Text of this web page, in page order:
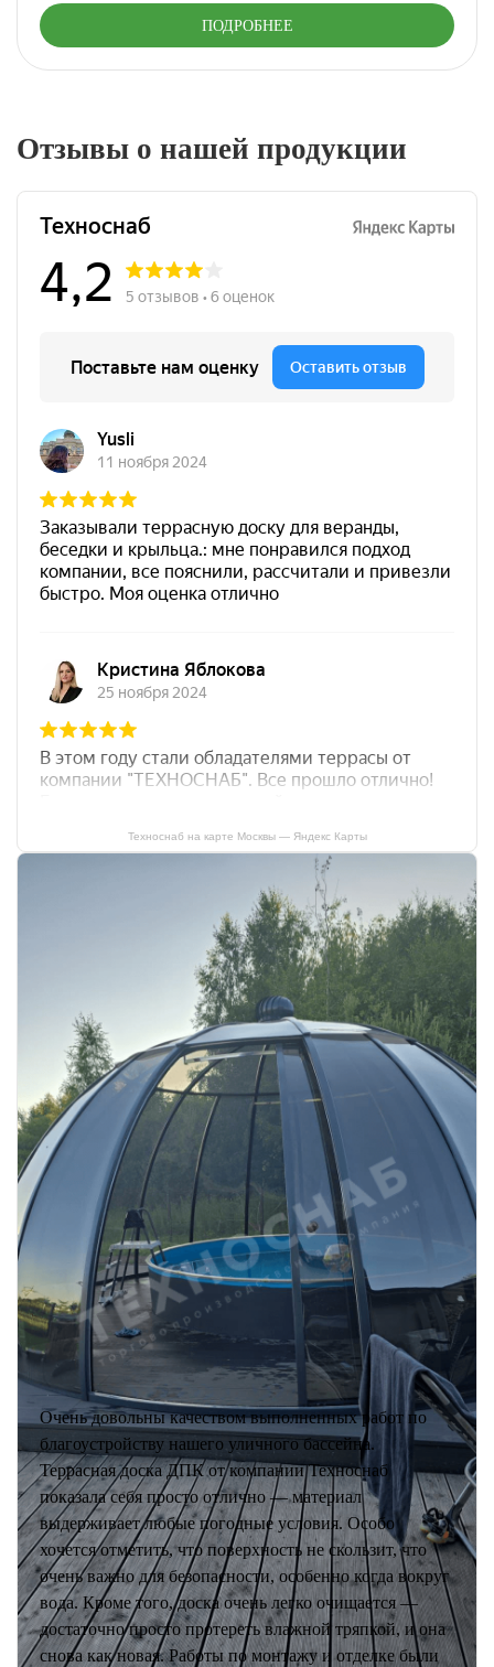
ПОДРОБНЕЕ
Отзывы о нашей продукции
Техноснаб на карте Москвы — Яндекс Карты
Очень довольны качеством выполненных работ по
благоустройству нашего уличного бассейна.
Террасная доска ДПК от компании Техноснаб
показала себя просто отлично — материал
выдерживает любые погодные условия. Особо
хочется отметить, что поверхность не скользит, что
очень важно для безопасности, особенно когда вокруг
вода. Кроме того, доска очень легко очищается —
достаточно просто протереть влажной тряпкой, и она
снова как новая. Работы по монтажу и отделке были